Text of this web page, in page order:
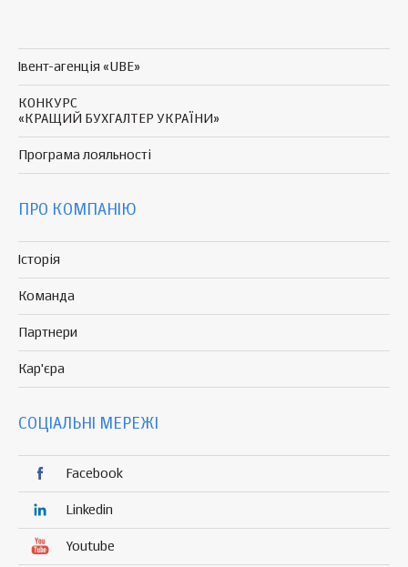
Івент-агенція «UBE»
КОНКУРС
«КРАЩИЙ БУХГАЛТЕР УКРАЇНИ»
Програма лояльності
ПРО КОМПАНІЮ
Історія
Команда
Партнери
Кар'єра
СОЦІАЛЬНІ МЕРЕЖІ
Facebook
Linkedin
Youtube